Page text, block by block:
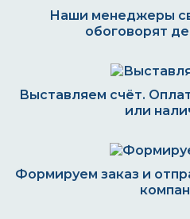
Наши менеджеры
обоговорят
Выставляем счёт.
или
Формируем заказ и